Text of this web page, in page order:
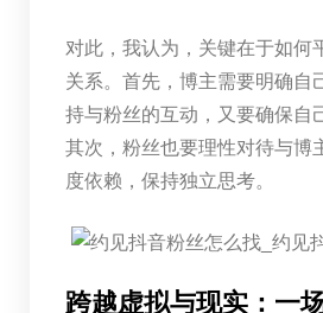
对此，我认为，关键在于如何
关系。首先，博主需要明确自
持与粉丝的互动，又要确保自
其次，粉丝也要理性对待与博
度依赖，保持独立思考。
跨越虚拟与现实：一